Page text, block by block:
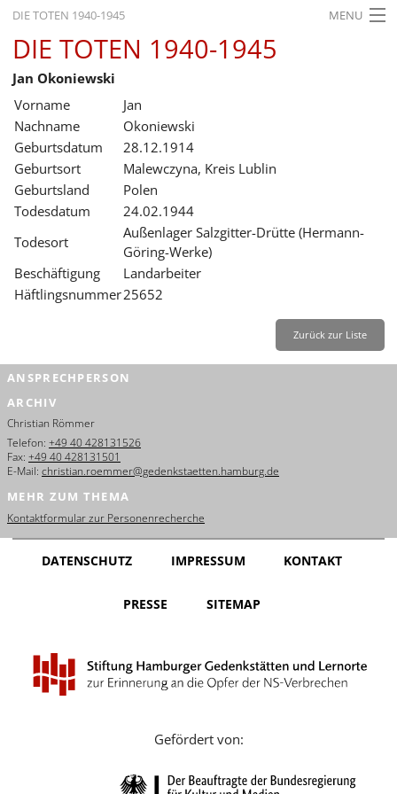
DIE TOTEN 1940-1945 MENU
STARTSEITE
AKTUELLES
AUSSTELLUNGEN
GESCHICHTE
BILDUNG
SERVICE
Deutsch Zurück
Deutsch
Français
Dansk
Español
Italiano
Português
Yкраїнський
Русский
Gebärdensprache
DIE TOTEN 1940-1945
Jan Okoniewski
Vorname
Jan
Nachname
Okoniewski
Geburtsdatum
28.12.1914
Geburtsort
Malewczyna, Kreis Lublin
Geburtsland
Polen
Todesdatum
24.02.1944
Todesort
Außenlager Salzgitter-Drütte (Hermann-
Göring-Werke)
Beschäftigung
Landarbeiter
Häftlingsnummer25652
Zurück zur Liste
ANSPRECHPERSON
ARCHIV
Christian Römmer
Telefon: +49 40 428131526
Fax: +49 40 428131501
E-Mail: christian.roemmer@gedenkstaetten.hamburg.de
MEHR ZUM THEMA
Kontaktformular zur Personenrecherche
DATENSCHUTZ IMPRESSUM KONTAKT
PRESSE SITEMAP
Gefördert von: